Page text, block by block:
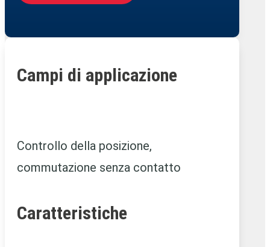
Campi di applicazione
Controllo della posizione,
commutazione senza contatto
Caratteristiche